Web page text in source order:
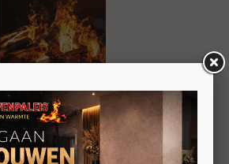
Mood 800/500 ST
800/500 ST